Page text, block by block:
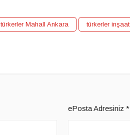
türkerler Mahall Ankara türkerler inşaat
ePosta Adresiniz *